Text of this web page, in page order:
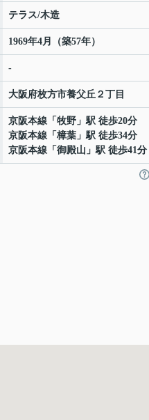
テラス/木造
1969年4月（築57年）
-
大阪府枚方市養父丘 ２丁目
京阪本線 「 牧野 」駅 徒歩20分
京阪本線 「 樟葉 」駅 徒歩34分
京阪本線 「 御殿山 」駅 徒歩41分